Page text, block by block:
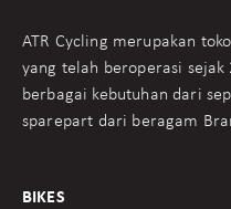
ATR Cycling merupakan
yang telah beroperasi sejak
berbagai kebutuhan dari
sparepart dari beragam
BIKES